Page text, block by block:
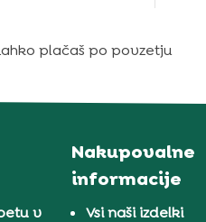
plačaš po povzetju
v
Nakupovalne
informacije
Vsi naši izdelki